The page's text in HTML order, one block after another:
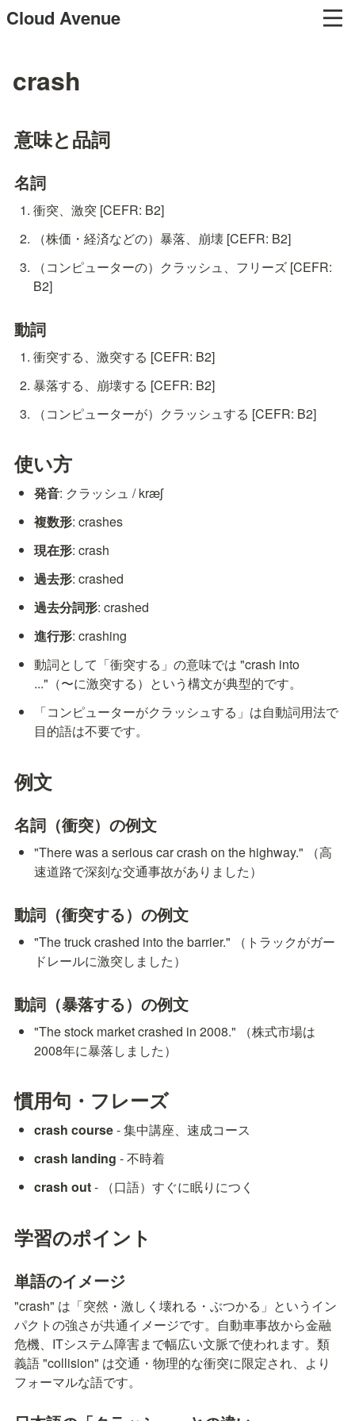
Cloud Avenue
crash
意味と品詞
名詞
衝突、激突 [CEFR: B2]
（株価・経済などの）暴落、崩壊 [CEFR: B2]
（コンピューターの）クラッシュ、フリーズ [CEFR:
B2]
動詞
衝突する、激突する [CEFR: B2]
暴落する、崩壊する [CEFR: B2]
（コンピューターが）クラッシュする [CEFR: B2]
使い方
発音: クラッシュ / kræʃ
複数形: crashes
現在形: crash
過去形: crashed
過去分詞形: crashed
進行形: crashing
動詞として「衝突する」の意味では "crash into
..."（〜に激突する）という構文が典型的です。
「コンピューターがクラッシュする」は自動詞用法で
目的語は不要です。
例文
名詞（衝突）の例文
"There was a serious car crash on the highway." （高
速道路で深刻な交通事故がありました）
動詞（衝突する）の例文
"The truck crashed into the barrier." （トラックがガー
ドレールに激突しました）
動詞（暴落する）の例文
"The stock market crashed in 2008." （株式市場は
2008年に暴落しました）
慣用句・フレーズ
crash course - 集中講座、速成コース
crash landing - 不時着
crash out - （口語）すぐに眠りにつく
学習のポイント
単語のイメージ
"crash" は「突然・激しく壊れる・ぶつかる」というイン
パクトの強さが共通イメージです。自動車事故から金融
危機、ITシステム障害まで幅広い文脈で使われます。類
義語 "collision" は交通・物理的な衝突に限定され、より
フォーマルな語です。